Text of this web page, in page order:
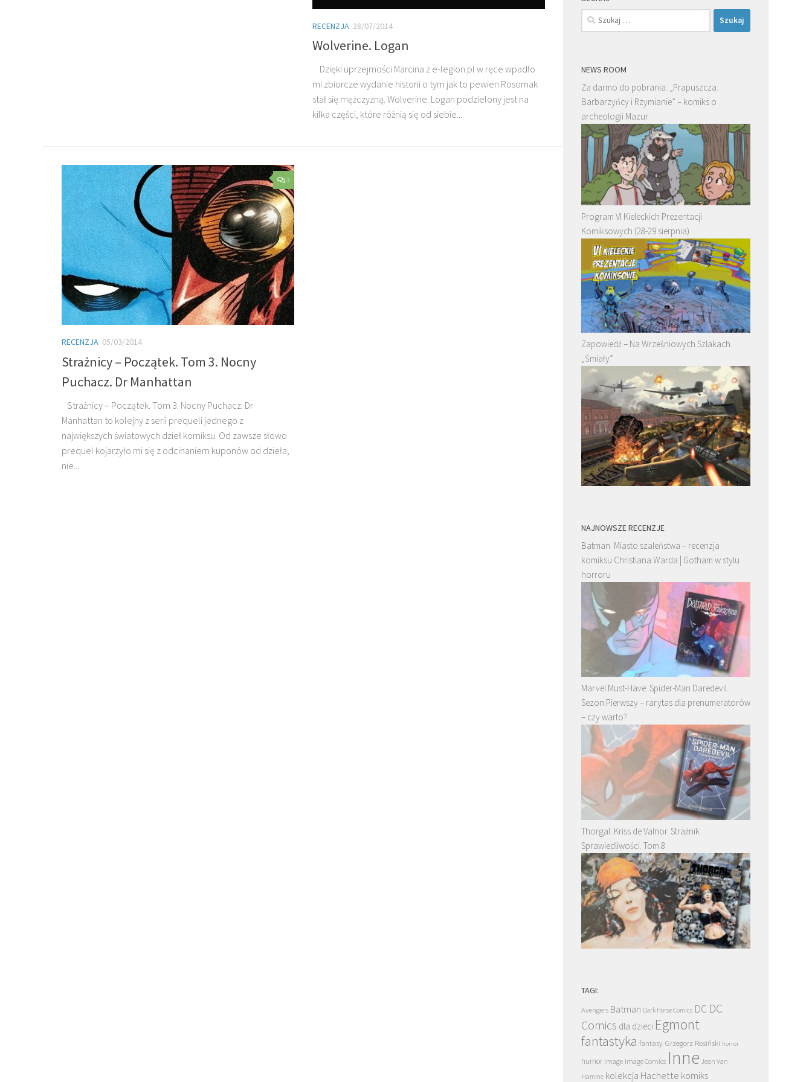
RECENZJA 28/07/2014
Wolverine. Logan
Dzięki uprzejmości Marcina z e-legion.pl w ręce wpadło
mi zbiorcze wydanie historii o tym jak to pewien Rosomak
stał się mężczyzną. Wolverine. Logan podzielony jest na
kilka części, które różnią się od siebie...
3
RECENZJA 05/03/2014
Strażnicy – Początek. Tom 3. Nocny
Puchacz. Dr Manhattan
Strażnicy – Początek. Tom 3. Nocny Puchacz. Dr
Manhattan to kolejny z serii prequeli jednego z
największych światowych dzieł komiksu. Od zawsze słowo
prequel kojarzyło mi się z odcinaniem kuponów od dzieła,
nie...
Szukaj:
NEWS ROOM
Za darmo do pobrania: „Prapuszcza.
Barbarzyńcy i Rzymianie” – komiks o
archeologii Mazur
Program VI Kieleckich Prezentacji
Komiksowych (28-29 sierpnia)
Zapowiedź – Na Wrześniowych Szlakach
„Śmiały”
NAJNOWSZE RECENZJE
Batman. Miasto szaleństwa – recenzja
komiksu Christiana Warda | Gotham w stylu
horroru
Marvel Must-Have: Spider-Man Daredevil.
Sezon Pierwszy – rarytas dla prenumeratorów
– czy warto?
Thorgal. Kriss de Valnor. Strażnik
Sprawiedliwości. Tom 8
TAGI:
Avengers Batman Dark Horse Comics DC DC
Comics dla dzieci Egmont
fantastyka fantasy Grzegorz Rosiński horror
humor Image Image Comics Inne Jean Van
Hamme kolekcja Hachette komiks